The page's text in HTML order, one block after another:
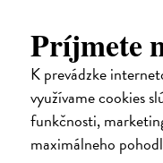
Príjmete
K prevádzke
využívame cookies
funkčnosti,
maximálneho
Sedem písmen
Hlušíková Marta | Kniha